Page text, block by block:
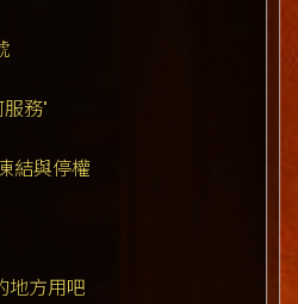
務"
結與停權
地方用吧